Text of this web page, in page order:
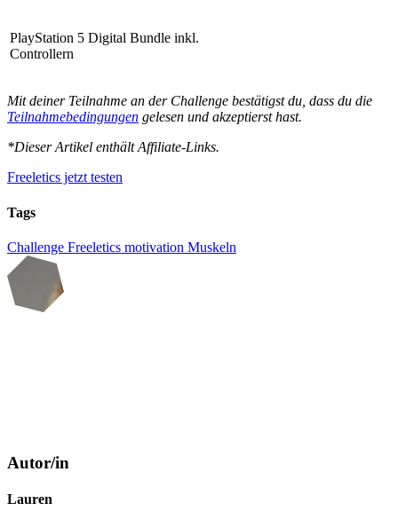
PlayStation 5 Digital Bundle inkl.
Controllern
Mit deiner Teilnahme an der Challenge bestätigst du, dass du die
Teilnahmebedingungen gelesen und akzeptierst hast.
*Dieser Artikel enthält Affiliate-Links.
Freeletics jetzt testen
Tags
Challenge Freeletics motivation Muskeln
Autor/in
Lauren